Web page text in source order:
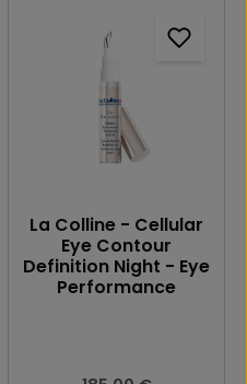
La Colline - Cellular
Eye Contour
Definition Night - Eye
Performance